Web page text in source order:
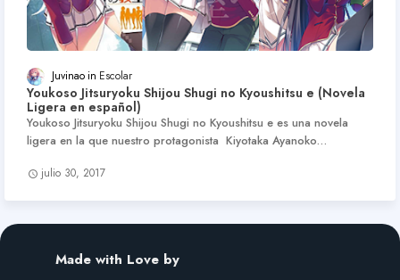
Juvinao Escolar
Youkoso Jitsuryoku Shijou Shugi no Kyoushitsu e (Novela
Ligera en español)
Youkoso Jitsuryoku Shijou Shugi no Kyoushitsu e es una novela
ligera en la que nuestro protagonista Kiyotaka Ayanoko…
julio 30, 2017
Made with Love by